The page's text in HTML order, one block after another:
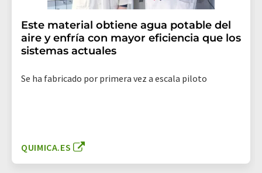
Este material obtiene agua potable del
aire y enfría con mayor eficiencia que los
sistemas actuales
Se ha fabricado por primera vez a escala piloto
QUIMICA.ES